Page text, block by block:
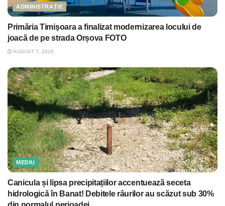
ADMINISTRAȚIE
Primăria Timişoara a finalizat modernizarea locului de
joacă de pe strada Orșova FOTO
AUGUST 7, 2026
MEDIU
Canicula și lipsa precipitațiilor accentuează seceta
hidrologică în Banat! Debitele râurilor au scăzut sub 30%